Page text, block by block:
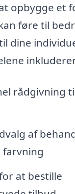
opbygge et
føre til
dine
rådgivning
af
at bestille